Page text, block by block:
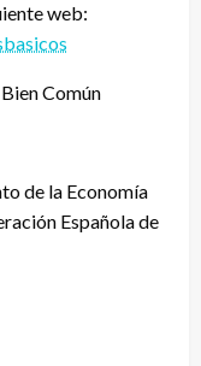
web:
Común
de la Economía
Española de